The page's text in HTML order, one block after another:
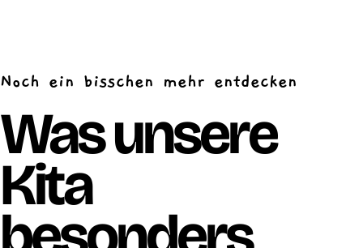
Noch ein bisschen mehr entdecken
Was unsere
Kita